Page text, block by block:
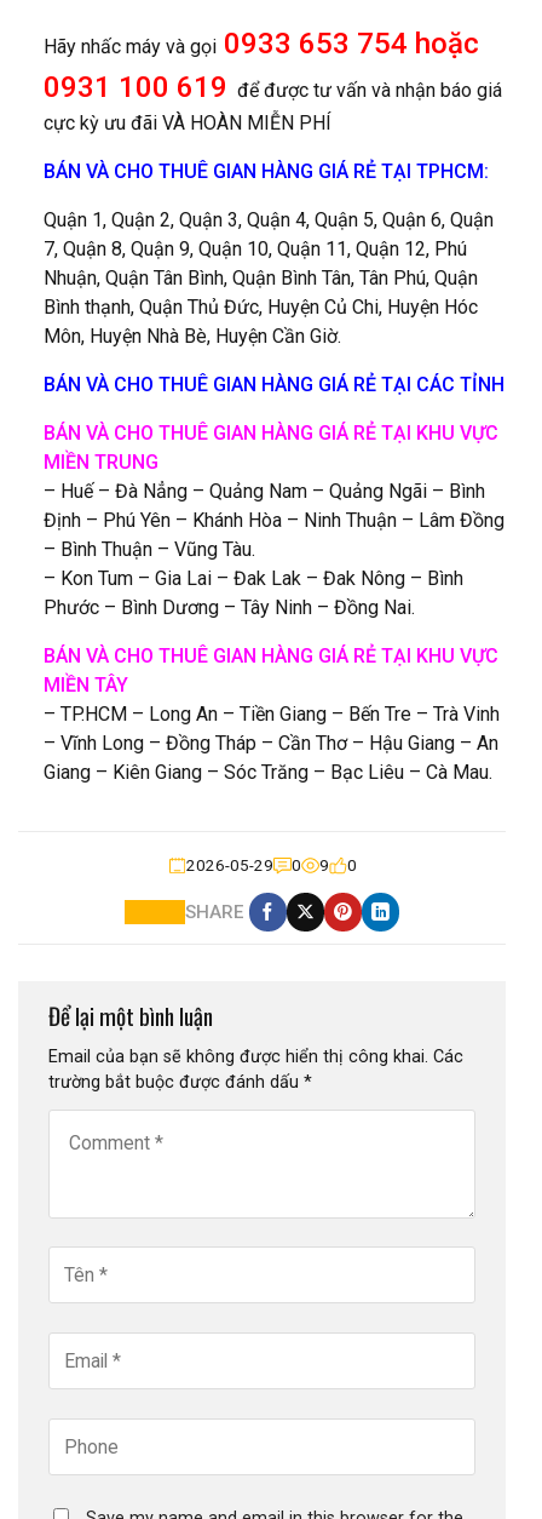
Hãy nhấc máy và gọi 0933 653 754 hoặc
0931 100 619 để được tư vấn và nhận báo giá
cực kỳ ưu đãi VÀ HOÀN MIỄN PHÍ
BÁN VÀ CHO THUÊ GIAN HÀNG GIÁ RẺ TẠI TPHCM:
Quận 1, Quận 2, Quận 3, Quận 4, Quận 5, Quận 6, Quận
7, Quận 8, Quận 9, Quận 10, Quận 11, Quận 12, Phú
Nhuận, Quận Tân Bình, Quận Bình Tân, Tân Phú, Quận
Bình thạnh, Quận Thủ Đức, Huyện Củ Chi, Huyện Hóc
Môn, Huyện Nhà Bè, Huyện Cần Giờ.
BÁN VÀ CHO THUÊ GIAN HÀNG GIÁ RẺ TẠI CÁC TỈNH
BÁN VÀ CHO THUÊ GIAN HÀNG GIÁ RẺ TẠI KHU VỰC
MIỀN TRUNG
– Huế – Đà Nẳng – Quảng Nam – Quảng Ngãi – Bình
Định – Phú Yên – Khánh Hòa – Ninh Thuận – Lâm Đồng
– Bình Thuận – Vũng Tàu.
– Kon Tum – Gia Lai – Đak Lak – Đak Nông – Bình
Phước – Bình Dương – Tây Ninh – Đồng Nai.
BÁN VÀ CHO THUÊ GIAN HÀNG GIÁ RẺ TẠI KHU VỰC
MIỀN TÂY
– TP.HCM – Long An – Tiền Giang – Bến Tre – Trà Vinh
– Vĩnh Long – Đồng Tháp – Cần Thơ – Hậu Giang – An
Giang – Kiên Giang – Sóc Trăng – Bạc Liêu – Cà Mau.
2026-05-29 0 9 0
SHARE
Để lại một bình luận
Email của bạn sẽ không được hiển thị công khai. Các
trường bắt buộc được đánh dấu *